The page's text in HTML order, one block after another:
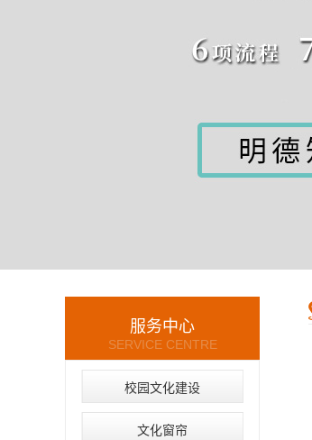
服务中心
SERVICE CENTRE
校园文化建设
文化窗帘